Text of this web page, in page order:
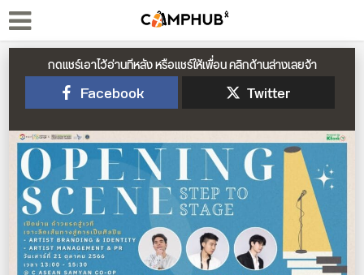
กดแชร์เอาไว้อ่านทีหลัง หรือแชร์ให้เพื่อน คลิกด้านล่างเลยจ้า
Facebook Twitter